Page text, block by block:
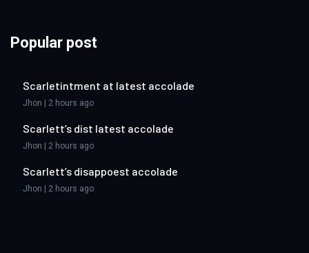
Popular post
Scarletintment at latest accolade
Jhon | 2 hours ago
Scarlett’s dist latest accolade
Jhon | 2 hours ago
Scarlett’s disappoest accolade
Jhon | 2 hours ago